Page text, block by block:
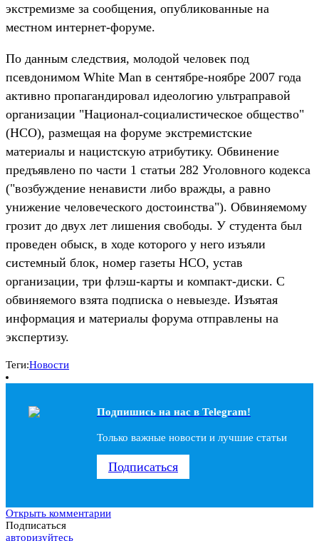
экстремизме за сообщения, опубликованные на
местном интернет-форуме.
По данным следствия, молодой человек под
псевдонимом White Man в сентябре-ноябре 2007 года
активно пропагандировал идеологию ультраправой
организации "Национал-социалистическое общество"
(НСО), размещая на форуме экстремистские
материалы и нацистскую атрибутику. Обвинение
предъявлено по части 1 статьи 282 Уголовного кодекса
("возбуждение ненависти либо вражды, а равно
унижение человеческого достоинства"). Обвиняемому
грозит до двух лет лишения свободы. У студента был
проведен обыск, в ходе которого у него изъяли
системный блок, номер газеты НСО, устав
организации, три флэш-карты и компакт-диски. С
обвиняемого взята подписка о невыезде. Изъятая
информация и материалы форума отправлены на
экспертизу.
Теги:Новости
Подпишись на наc в Telegram!
Только важные новости и лучшие статьи
Подписаться
Открыть комментарии
Подписаться
авторизуйтесь